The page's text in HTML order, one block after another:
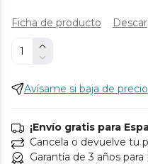
Ficha de producto
Avísame si baja de precio
¡Envío gratis para
Cancela o devuelve tu
Garantía de 3 años para